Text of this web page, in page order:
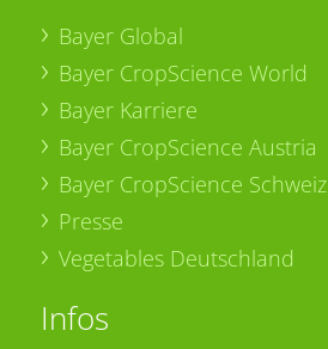
Bayer Global
Bayer CropScience World
Bayer Karriere
Bayer CropScience Austria
Bayer CropScience Schweiz
Presse
Vegetables Deutschland
Infos